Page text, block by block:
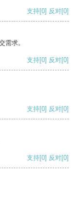
支持[0] 反对[0]
需求。
支持[0] 反对[0]
支持[0] 反对[0]
支持[0] 反对[0]